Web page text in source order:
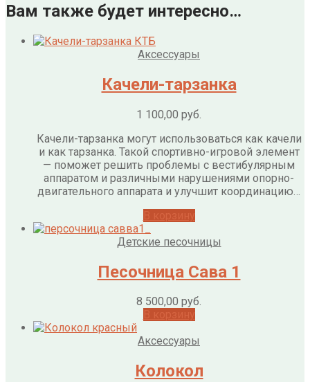
Вам также будет интересно…
Аксессуары
Качели-тарзанка
1 100,00 руб.
Качели-тарзанка могут использоваться как качели
и как тарзанка. Такой спортивно-игровой элемент
— поможет решить проблемы с вестибулярным
аппаратом и различными нарушениями опорно-
двигательного аппарата и улучшит координацию…
Детские песочницы
Песочница Сава 1
8 500,00 руб.
Аксессуары
Колокол